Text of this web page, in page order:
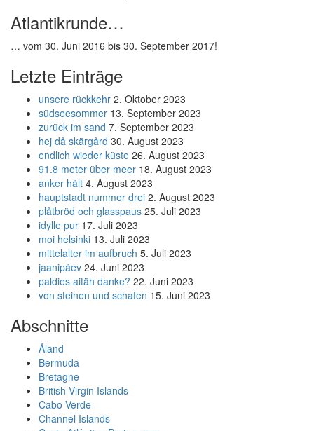
Atlantikrunde…
… vom 30. Juni 2016 bis 30. September 2017!
Letzte Einträge
unsere rückkehr 2. Oktober 2023
südseesommer 13. September 2023
zurück im sand 7. September 2023
hej då skärgård 30. August 2023
endlich wieder küste 26. August 2023
91.8 meter über meer 18. August 2023
anker hält 4. August 2023
hauptstadt nummer drei 2. August 2023
plåtbröd och glasspaus 25. Juli 2023
idylle pur 17. Juli 2023
moi helsinki 13. Juli 2023
mittelalter im aufbruch 5. Juli 2023
jaanipäev 24. Juni 2023
paldies aitäh danke? 22. Juni 2023
von steinen und schafen 15. Juni 2023
Abschnitte
Åland
Bermuda
Bretagne
British Virgin Islands
Cabo Verde
Channel Islands